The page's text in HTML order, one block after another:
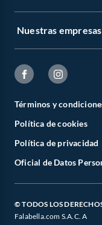
Nuestras empresas
Términos y
Política de cookies
Política de privacidad
Oficial de Datos
© TODOS LOS
Falabella.com S.A.C. A